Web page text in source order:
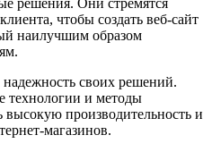
решения. Они стремятся
чтобы создать веб-сайт
наилучшим образом
своих решений.
технологии и методы
высокую производительность и
магазинов.